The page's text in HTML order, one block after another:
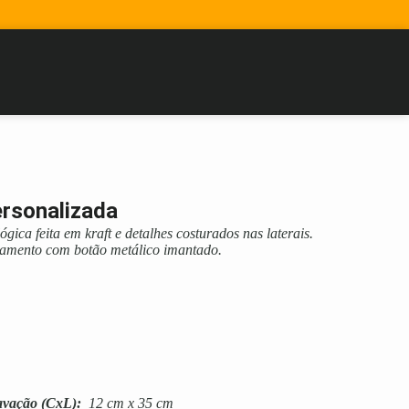
feita em kraft e detalhes costurados nas laterais.
com botão metálico imantado.
(CxL): 12 cm x 35 cm